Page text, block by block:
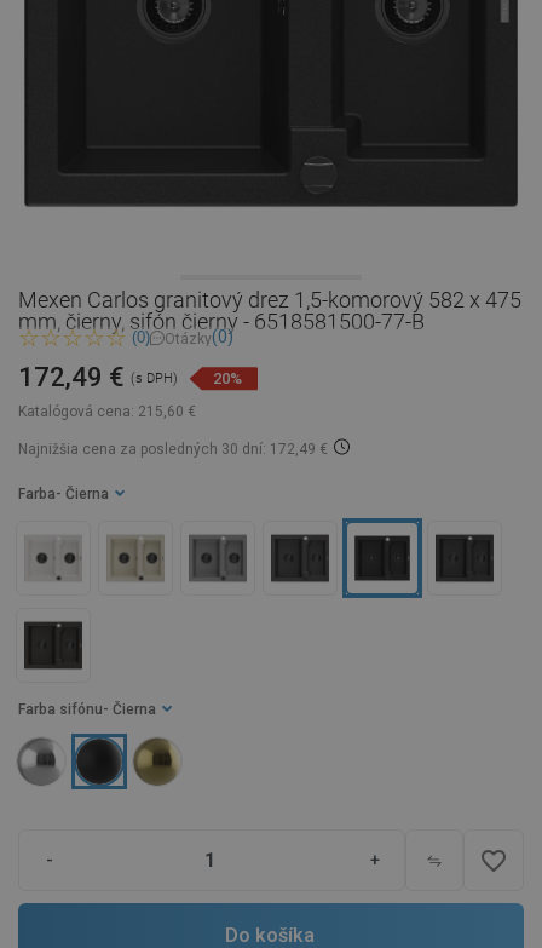
Mexen Carlos granitový drez 1,5-komorový 582 x 475
mm, čierny, sifón čierny - 6518581500-77-B
(0) Otázky(0)
Katalógová cena: 215,60 €
172,49 € (s DPH) 20%
Najnižšia cena za posledných 30 dní: 172,49 €
Farba - Čierna
Farba sifónu - Čierna
- + favorite_border
Do košíka